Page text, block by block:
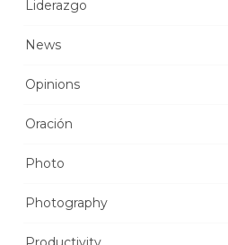
Liderazgo
News
Opinions
Oración
Photo
Photography